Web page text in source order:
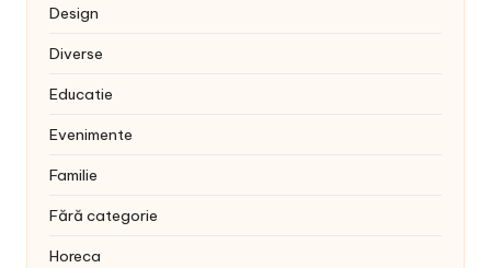
Design
Diverse
Educatie
Evenimente
Familie
Fără categorie
Horeca